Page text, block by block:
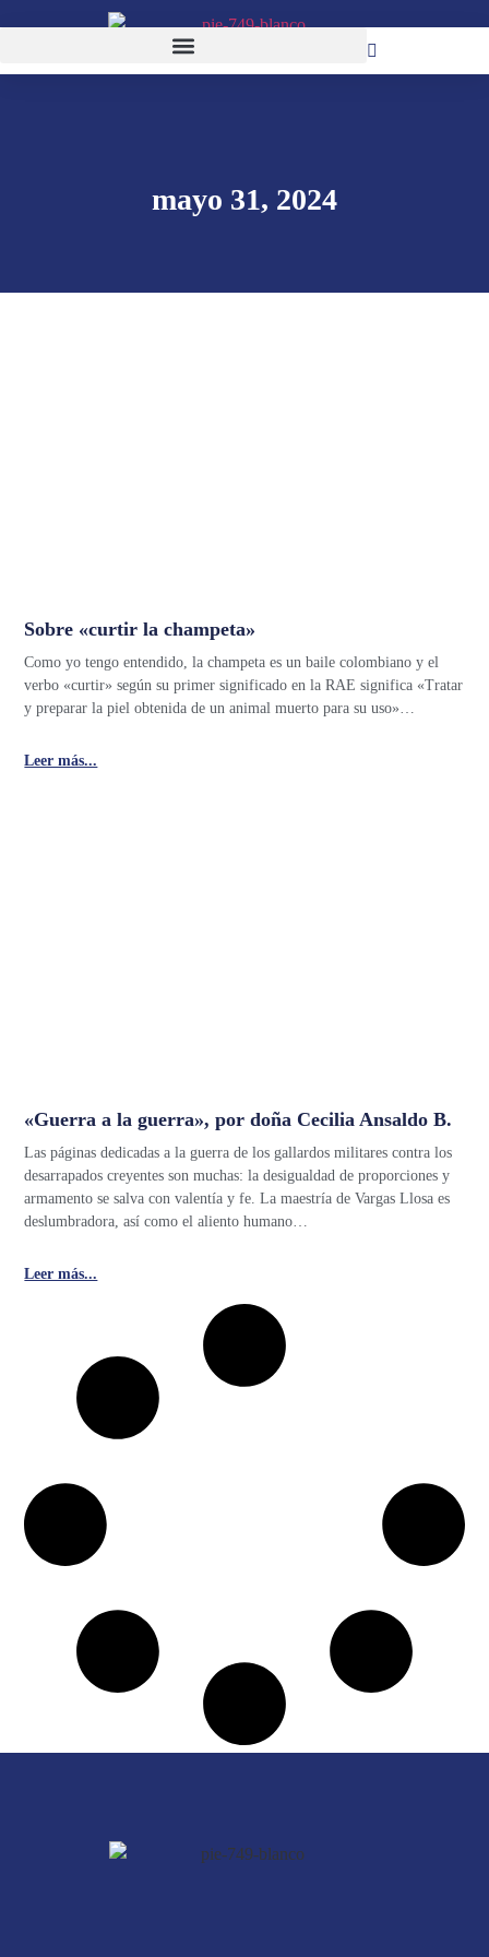
mayo 31, 2024
Sobre «curtir la champeta»
Como yo tengo entendido, la champeta es un baile colombiano y el
verbo «curtir» según su primer significado en la RAE significa «Tratar
y preparar la piel obtenida de un animal muerto para su uso»…
Leer más...
«Guerra a la guerra», por doña Cecilia Ansaldo B.
Las páginas dedicadas a la guerra de los gallardos militares contra los
desarrapados creyentes son muchas: la desigualdad de proporciones y
armamento se salva con valentía y fe. La maestría de Vargas Llosa es
deslumbradora, así como el aliento humano…
Leer más...